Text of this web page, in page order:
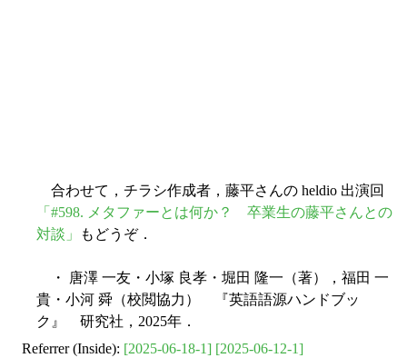
合わせて，チラシ作成者，藤平さんの heldio 出演回
「#598. メタファーとは何か？ 卒業生の藤平さんとの
対談」
もどうぞ．
・ 唐澤 一友・小塚 良孝・堀田 隆一（著），福田 一
貴・小河 舜（校閲協力） 『英語語源ハンドブッ
ク』 研究社，2025年．
Referrer (Inside): [2025-06-18-1] [2025-06-12-1]